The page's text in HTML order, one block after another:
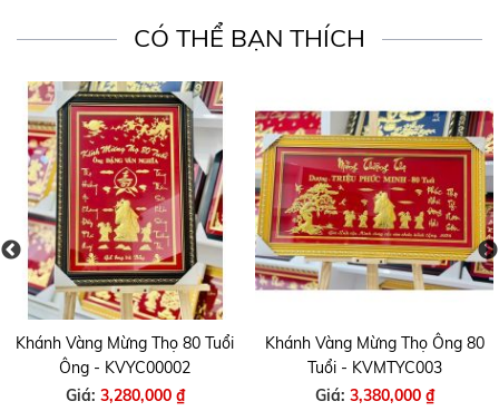
CÓ THỂ BẠN THÍCH
Khánh Vàng Mừng Thọ 80 Tuổi
Ông - KVYC00002
Giá: 3,280,000 ₫
Khánh Vàng Mừng Thọ Ông 80
Tuổi - KVMTYC003
Giá: 3,380,000 ₫